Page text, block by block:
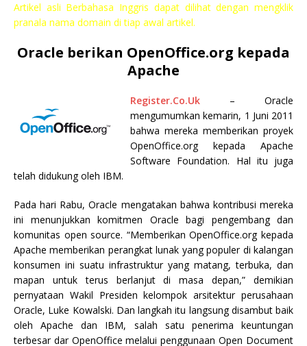
Artikel asli Berbahasa Inggris dapat dilihat dengan mengklik
pranala nama domain di tiap awal artikel.
Oracle berikan OpenOffice.org kepada
Apache
Register.Co.Uk – Oracle
mengumumkan kemarin, 1 Juni 2011
bahwa mereka memberikan proyek
OpenOffice.org kepada Apache
Software Foundation. Hal itu juga
telah didukung oleh IBM.
Pada hari Rabu, Oracle mengatakan bahwa kontribusi mereka
ini menunjukkan komitmen Oracle bagi pengembang dan
komunitas open source. “Memberikan OpenOffice.org kepada
Apache memberikan perangkat lunak yang populer di kalangan
konsumen ini suatu infrastruktur yang matang, terbuka, dan
mapan untuk terus berlanjut di masa depan,” demikian
pernyataan Wakil Presiden kelompok arsitektur perusahaan
Oracle, Luke Kowalski. Dan langkah itu langsung disambut baik
oleh Apache dan IBM, salah satu penerima keuntungan
terbesar dar OpenOffice melalui penggunaan Open Document